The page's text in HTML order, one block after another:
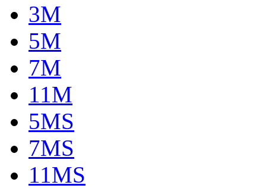
3M
5M
7M
11M
5MS
7MS
11MS